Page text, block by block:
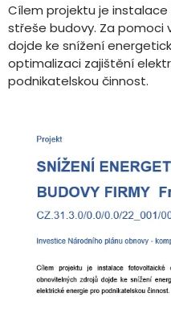
Cílem projektu je
střeše budovy. Za pomoci
dojde ke snížení
optimalizaci zajištění
podnikatelskou činnost.